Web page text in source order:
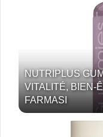
NUTRIPLUS
VITALITÉ, BIEN-
FARMASI